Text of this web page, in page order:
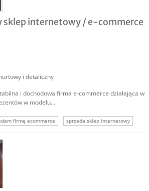
sklep internetowy / e-commerce
i detaliczny
i dochodowa firma e-commerce działająca w
w modelu...
firmę ecommerce
sprzeda sklep internetowy
sprzedam firmę internetową